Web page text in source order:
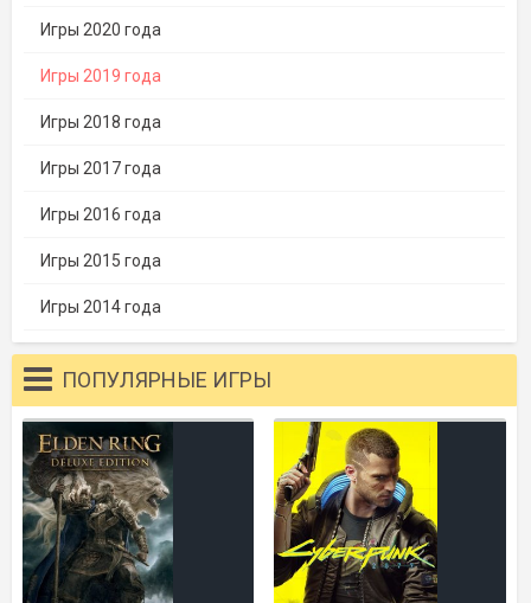
Игры 2020 года
Игры 2019 года
Игры 2018 года
Игры 2017 года
Игры 2016 года
Игры 2015 года
Игры 2014 года
ПОПУЛЯРНЫЕ ИГРЫ